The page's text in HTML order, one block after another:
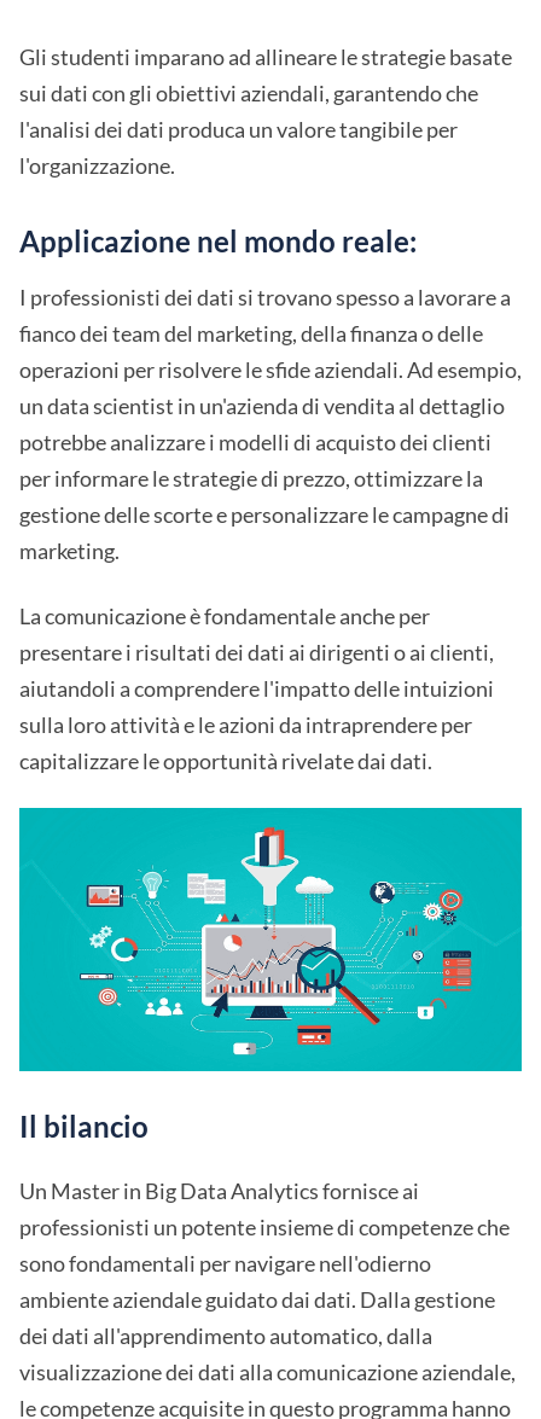
Gli studenti imparano ad allineare le strategie basate
sui dati con gli obiettivi aziendali, garantendo che
l'analisi dei dati produca un valore tangibile per
l'organizzazione.
Applicazione nel mondo reale:
I professionisti dei dati si trovano spesso a lavorare a
fianco dei team del marketing, della finanza o delle
operazioni per risolvere le sfide aziendali. Ad esempio,
un data scientist in un'azienda di vendita al dettaglio
potrebbe analizzare i modelli di acquisto dei clienti
per informare le strategie di prezzo, ottimizzare la
gestione delle scorte e personalizzare le campagne di
marketing.
La comunicazione è fondamentale anche per
presentare i risultati dei dati ai dirigenti o ai clienti,
aiutandoli a comprendere l'impatto delle intuizioni
sulla loro attività e le azioni da intraprendere per
capitalizzare le opportunità rivelate dai dati.
Il bilancio
Un Master in Big Data Analytics fornisce ai
professionisti un potente insieme di competenze che
sono fondamentali per navigare nell'odierno
ambiente aziendale guidato dai dati. Dalla gestione
dei dati all'apprendimento automatico, dalla
visualizzazione dei dati alla comunicazione aziendale,
le competenze acquisite in questo programma hanno